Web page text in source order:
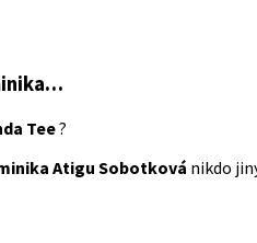
Tee?
Atigu Sobotková nikdo